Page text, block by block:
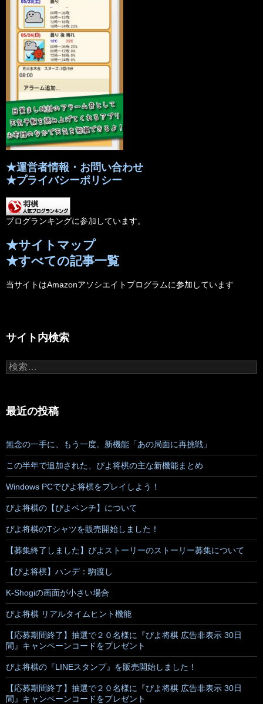
★運営者情報・お問い合わせ
★プライバシーポリシー
ブログランキングに参加しています。
★サイトマップ
★すべての記事一覧
当サイトはAmazonアソシエイトプログラムに参加しています
サイト内検索
検
索:
最近の投稿
無念の一手に、もう一度。新機能「あの局面に再挑戦」
この半年で追加された、ぴよ将棋の主な新機能まとめ
Windows PCでぴよ将棋をプレイしよう！
ぴよ将棋の【ぴよベンチ】について
ぴよ将棋のTシャツを販売開始しました！
【募集終了しました】ぴよストーリーのストーリー募集について
【ぴよ将棋】ハンデ：駒渡し
K-Shogiの画面が小さい場合
ぴよ将棋 リアルタイムヒント機能
【応募期間終了】抽選で２０名様に『ぴよ将棋 広告非表示 30日
間』キャンペーンコードをプレゼント
ぴよ将棋の『LINEスタンプ』を販売開始しました！
【応募期間終了】抽選で２０名様に『ぴよ将棋 広告非表示 30日
間』キャンペーンコードをプレゼント